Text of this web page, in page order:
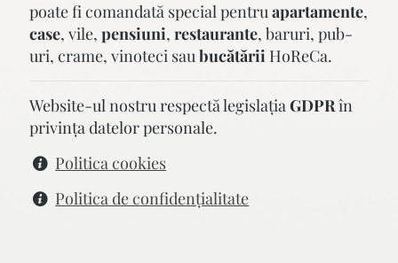
poate fi comandată special pentruapartamente,
case, vile, pensiuni, restaurante, baruri, pub-
uri, crame, vinoteci saubucătării HoReCa.
Website-ul nostru respectă legislaţiaGDPRîn
privinţa datelor personale.
Politica cookies
Politica de confidenţialitate